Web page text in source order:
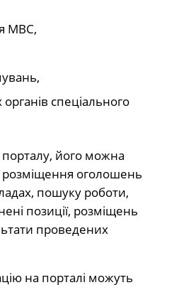
МВС,
спеціального
його можна
розміщення оголошень
пошуку роботи,
позиції, розміщень
проведених
на порталі можуть